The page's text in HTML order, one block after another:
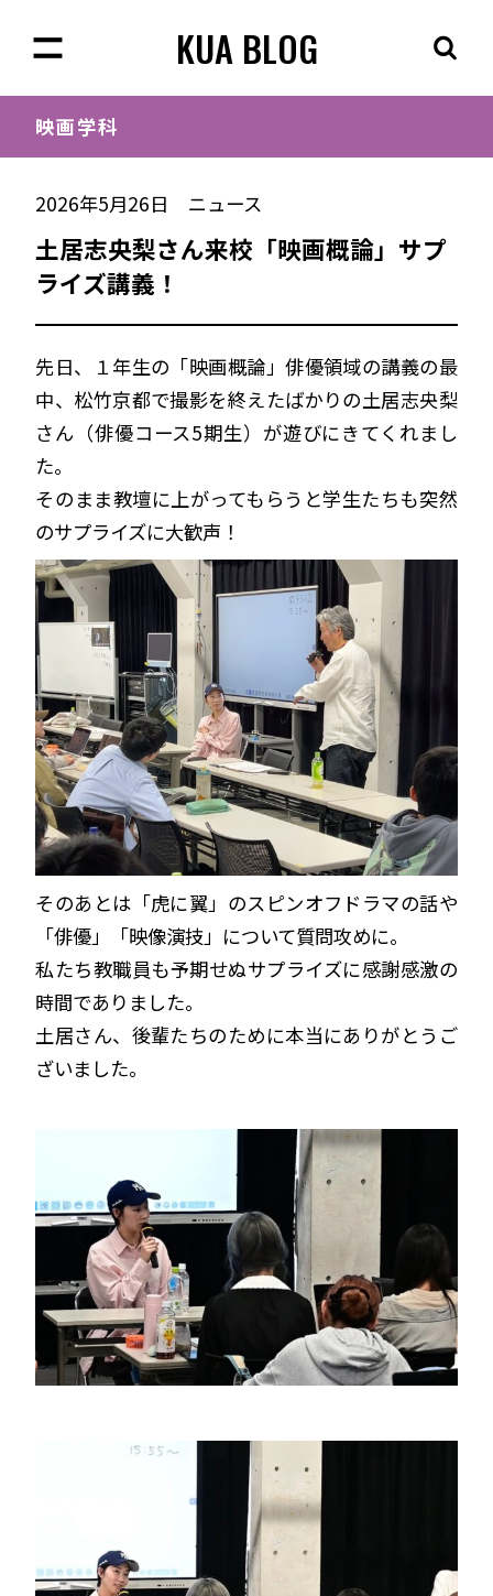
KUA BLOG
映画学科
2026年5月26日 ニュース
土居志央梨さん来校「映画概論」サプ
ライズ講義！
先日、１年生の「映画概論」俳優領域の講義の最
中、松竹京都で撮影を終えたばかりの土居志央梨
さん（俳優コース5期生）が遊びにきてくれまし
た。
そのまま教壇に上がってもらうと学生たちも突然
のサプライズに大歓声！
そのあとは「虎に翼」のスピンオフドラマの話や
「俳優」「映像演技」について質問攻めに。
私たち教職員も予期せぬサプライズに感謝感激の
時間でありました。
土居さん、後輩たちのために本当にありがとうご
ざいました。